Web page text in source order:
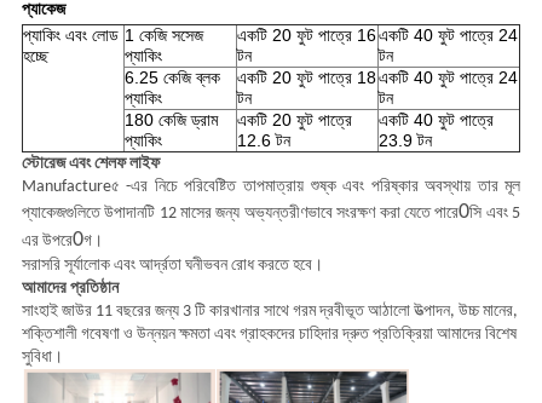
প্যাকেজ
প্যাকিং এবং লোড
হচ্ছে
1 কেজি সসেজ
প্যাকিং
একটি 20 ফুট পাত্রে 16
টন
একটি 40 ফুট পাত্রে 24
টন
6.25 কেজি ব্লক
প্যাকিং
একটি 20 ফুট পাত্রে 18
টন
একটি 40 ফুট পাত্রে 24
টন
180 কেজি ড্রাম
প্যাকিং
একটি 20 ফুট পাত্রে
12.6 টন
একটি 40 ফুট পাত্রে
23.9 টন
স্টোরেজ এবং শেলফ লাইফ
Manufacture৫ -এর নিচে পরিবেষ্টিত তাপমাত্রায় শুষ্ক এবং পরিষ্কার অবস্থায় তার মূল
প্যাকেজগুলিতে উপাদানটি 12 মাসের জন্য অভ্যন্তরীণভাবে সংরক্ষণ করা যেতে পারে0সি এবং 5
এর উপরে0গ।
সরাসরি সূর্যালোক এবং আর্দ্রতা ঘনীভবন রোধ করতে হবে।
আমাদের প্রতিষ্ঠান
সাংহাই জাউর 11 বছরের জন্য 3 টি কারখানার সাথে গরম দ্রবীভূত আঠালো উত্পাদন, উচ্চ মানের,
শক্তিশালী গবেষণা ও উন্নয়ন ক্ষমতা এবং গ্রাহকদের চাহিদার দ্রুত প্রতিক্রিয়া আমাদের বিশেষ
সুবিধা।